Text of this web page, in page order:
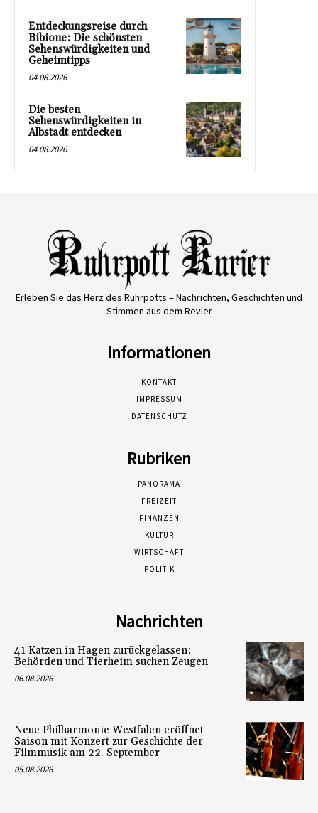
Entdeckungsreise durch
Bibione: Die schönsten
Sehenswürdigkeiten und
Geheimtipps
04.08.2026
Die besten
Sehenswürdigkeiten in
Albstadt entdecken
04.08.2026
Erleben Sie das Herz des Ruhrpotts – Nachrichten, Geschichten und
Stimmen aus dem Revier
Informationen
KONTAKT
IMPRESSUM
DATENSCHUTZ
Rubriken
PANORAMA
FREIZEIT
FINANZEN
KULTUR
WIRTSCHAFT
POLITIK
Nachrichten
41 Katzen in Hagen zurückgelassen:
Behörden und Tierheim suchen Zeugen
06.08.2026
Neue Philharmonie Westfalen eröffnet
Saison mit Konzert zur Geschichte der
Filmmusik am 22. September
05.08.2026